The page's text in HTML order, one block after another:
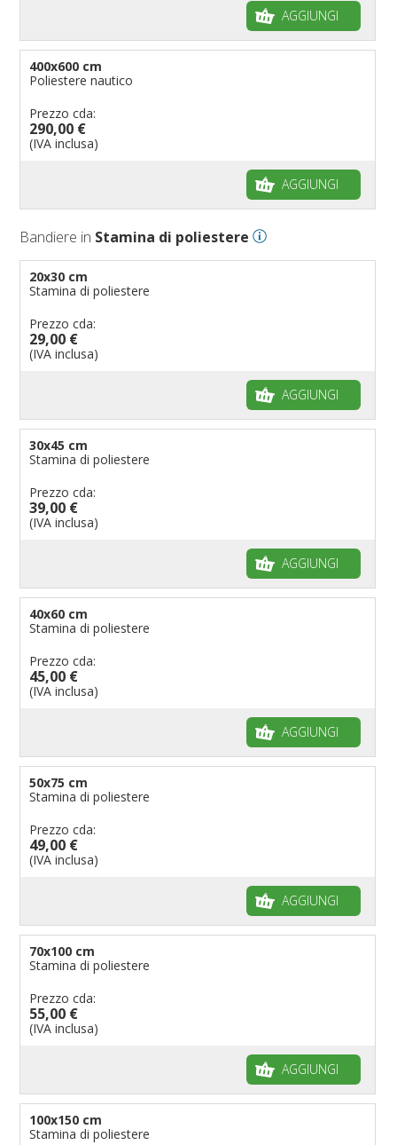
AGGIUNGI
400x600 cm
Poliestere nautico
Prezzo cda:
290,00 €
(IVA inclusa)
AGGIUNGI
Bandiere in Stamina di poliestere
20x30 cm
Stamina di poliestere
Prezzo cda:
29,00 €
(IVA inclusa)
AGGIUNGI
30x45 cm
Stamina di poliestere
Prezzo cda:
39,00 €
(IVA inclusa)
AGGIUNGI
40x60 cm
Stamina di poliestere
Prezzo cda:
45,00 €
(IVA inclusa)
AGGIUNGI
50x75 cm
Stamina di poliestere
Prezzo cda:
49,00 €
(IVA inclusa)
AGGIUNGI
70x100 cm
Stamina di poliestere
Prezzo cda:
55,00 €
(IVA inclusa)
AGGIUNGI
100x150 cm
Stamina di poliestere